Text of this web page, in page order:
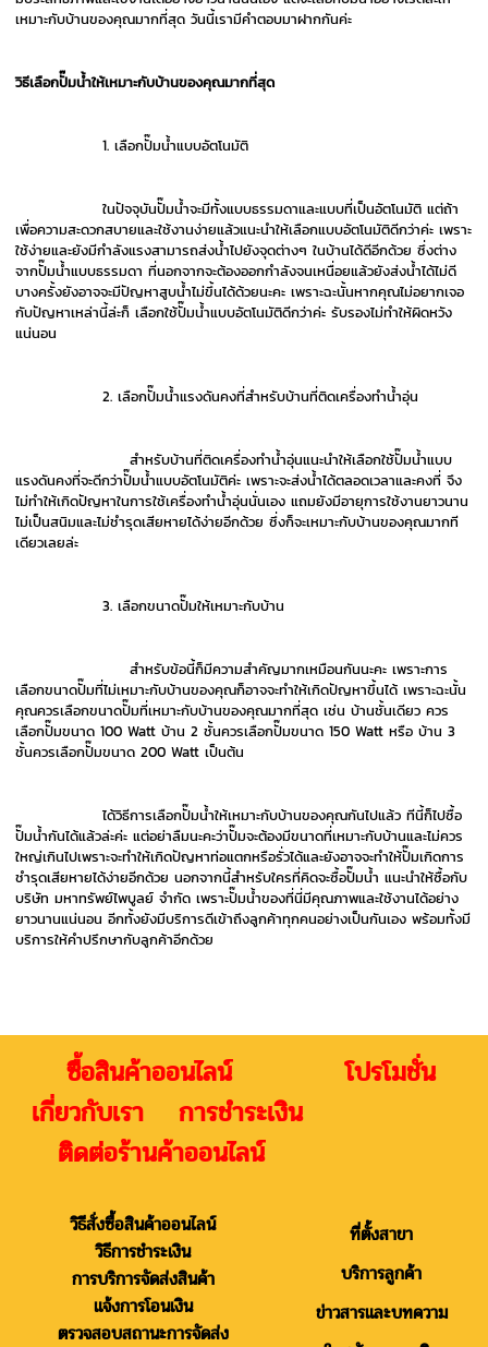
เหมาะกับบ้านของคุณมากที่สุด วันนี้เรามีคำตอบมาฝากกันค่ะ
วิธีเลือกปั๊มน้ำให้เหมาะกับบ้านของคุณมากที่สุด
1. เลือกปั๊มน้ำแบบอัตโนมัติ
ในปัจจุบันปั๊มน้ำจะมีทั้งแบบธรรมดาและแบบที่เป็นอัตโนมัติ แต่ถ้า
เพื่อความสะดวกสบายและใช้งานง่ายแล้วแนะนำให้เลือกแบบอัตโนมัติดีกว่าค่ะ เพราะ
ใช้ง่ายและยังมีกำลังแรงสามารถส่งน้ำไปยังจุดต่างๆ ในบ้านได้ดีอีกด้วย ซึ่งต่าง
จากปั๊มน้ำแบบธรรมดา ที่นอกจากจะต้องออกกำลังจนเหนื่อยแล้วยังส่งน้ำได้ไม่ดี
บางครั้งยังอาจจะมีปัญหาสูบน้ำไม่ขึ้นได้ด้วยนะคะ เพราะฉะนั้นหากคุณไม่อยากเจอ
กับปัญหาเหล่านี้ล่ะก็ เลือกใช้ปั๊มน้ำแบบอัตโนมัติดีกว่าค่ะ รับรองไม่ทำให้ผิดหวัง
แน่นอน
2. เลือกปั๊มน้ำแรงดันคงที่สำหรับบ้านที่ติดเครื่องทำน้ำอุ่น
สำหรับบ้านที่ติดเครื่องทำน้ำอุ่นแนะนำให้เลือกใช้ปั๊มน้ำแบบ
แรงดันคงที่จะดีกว่าปั๊มน้ำแบบอัตโนมัติค่ะ เพราะจะส่งน้ำได้ตลอดเวลาและคงที่ จึง
ไม่ทำให้เกิดปัญหาในการใช้เครื่องทำน้ำอุ่นนั่นเอง แถมยังมีอายุการใช้งานยาวนาน
ไม่เป็นสนิมและไม่ชำรุดเสียหายได้ง่ายอีกด้วย ซึ่งก็จะเหมาะกับบ้านของคุณมากที
เดียวเลยล่ะ
3. เลือกขนาดปั๊มให้เหมาะกับบ้าน
สำหรับข้อนี้ก็มีความสำคัญมากเหมือนกันนะคะ เพราะการ
เลือกขนาดปั๊มที่ไม่เหมาะกับบ้านของคุณก็อาจจะทำให้เกิดปัญหาขึ้นได้ เพราะฉะนั้น
คุณควรเลือกขนาดปั๊มที่เหมาะกับบ้านของคุณมากที่สุด เช่น บ้านชั้นเดียว ควร
เลือกปั๊มขนาด 100 Watt บ้าน 2 ชั้นควรเลือกปั๊มขนาด 150 Watt หรือ บ้าน 3
ชั้นควรเลือกปั๊มขนาด 200 Watt เป็นต้น
ได้วิธีการเลือกปั๊มน้ำให้เหมาะกับบ้านของคุณกันไปแล้ว ทีนี้ก็ไปซื้อ
ปั๊มน้ำกันได้แล้วล่ะค่ะ แต่อย่าลืมนะคะว่าปั๊มจะต้องมีขนาดที่เหมาะกับบ้านและไม่ควร
ใหญ่เกินไปเพราะจะทำให้เกิดปัญหาท่อแตกหรือรั่วได้และยังอาจจะทำให้ปั๊มเกิดการ
ชำรุดเสียหายได้ง่ายอีกด้วย นอกจากนี้สำหรับใครที่คิดจะซื้อปั๊มน้ำ แนะนำให้ซื้อกับ
บริษัท มหาทรัพย์ไพบูลย์ จำกัด เพราะปั๊มน้ำของที่นี่มีคุณภาพและใช้งานได้อย่าง
ยาวนานแน่นอน อีกทั้งยังมีบริการดีเข้าถึงลูกค้าทุกคนอย่างเป็นกันเอง พร้อมทั้งมี
บริการให้คำปรึกษากับลูกค้าอีกด้วย
ซื้อสินค้าออนไลน์ โปรโมชั่น
เกี่ยวกับเรา การชำระเงิน
ติดต่อร้านค้าออนไลน์
วิธีสั่งซื้อสินค้าออนไลน์
วิธีการชำระเงิน
การบริการจัดส่งสินค้า
แจ้งการโอนเงิน
ตรวจสอบสถานะการจัดส่ง
ที่ตั้งสาขา
บริการลูกค้า
ข่าวสารและบทความ